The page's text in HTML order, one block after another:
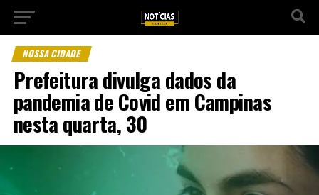
NOSSA CIDADE
Prefeitura divulga dados da
pandemia de Covid em Campinas
nesta quarta, 30